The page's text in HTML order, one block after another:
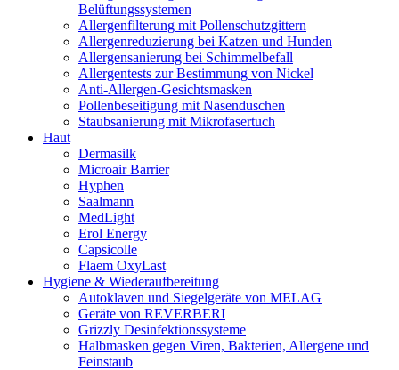
Belüftungssystemen
Allergenfilterung mit Pollenschutzgittern
Allergenreduzierung bei Katzen und Hunden
Allergensanierung bei Schimmelbefall
Allergentests zur Bestimmung von Nickel
Anti-Allergen-Gesichtsmasken
Pollenbeseitigung mit Nasenduschen
Staubsanierung mit Mikrofasertuch
Haut
Dermasilk
Microair Barrier
Hyphen
Saalmann
MedLight
Erol Energy
Capsicolle
Flaem OxyLast
Hygiene & Wiederaufbereitung
Autoklaven und Siegelgeräte von MELAG
Geräte von REVERBERI
Grizzly Desinfektionssysteme
Halbmasken gegen Viren, Bakterien, Allergene und
Feinstaub